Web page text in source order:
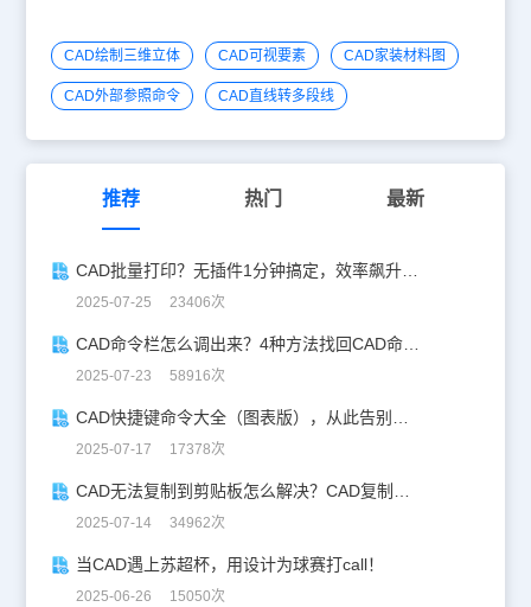
CAD绘制三维立体 CAD可视要素 CAD家装材料图
CAD外部参照命令 CAD直线转多段线
推荐 热门 最新
CAD批量打印？无插件1分钟搞定，效率飙升90%！
2025-07-25 23406次
CAD命令栏怎么调出来？4种方法找回CAD命令栏
2025-07-23 58916次
2025-07-17 17378次
2025-07-14 34962次
当CAD遇上苏超杯，用设计为球赛打call！
2025-06-26 15050次